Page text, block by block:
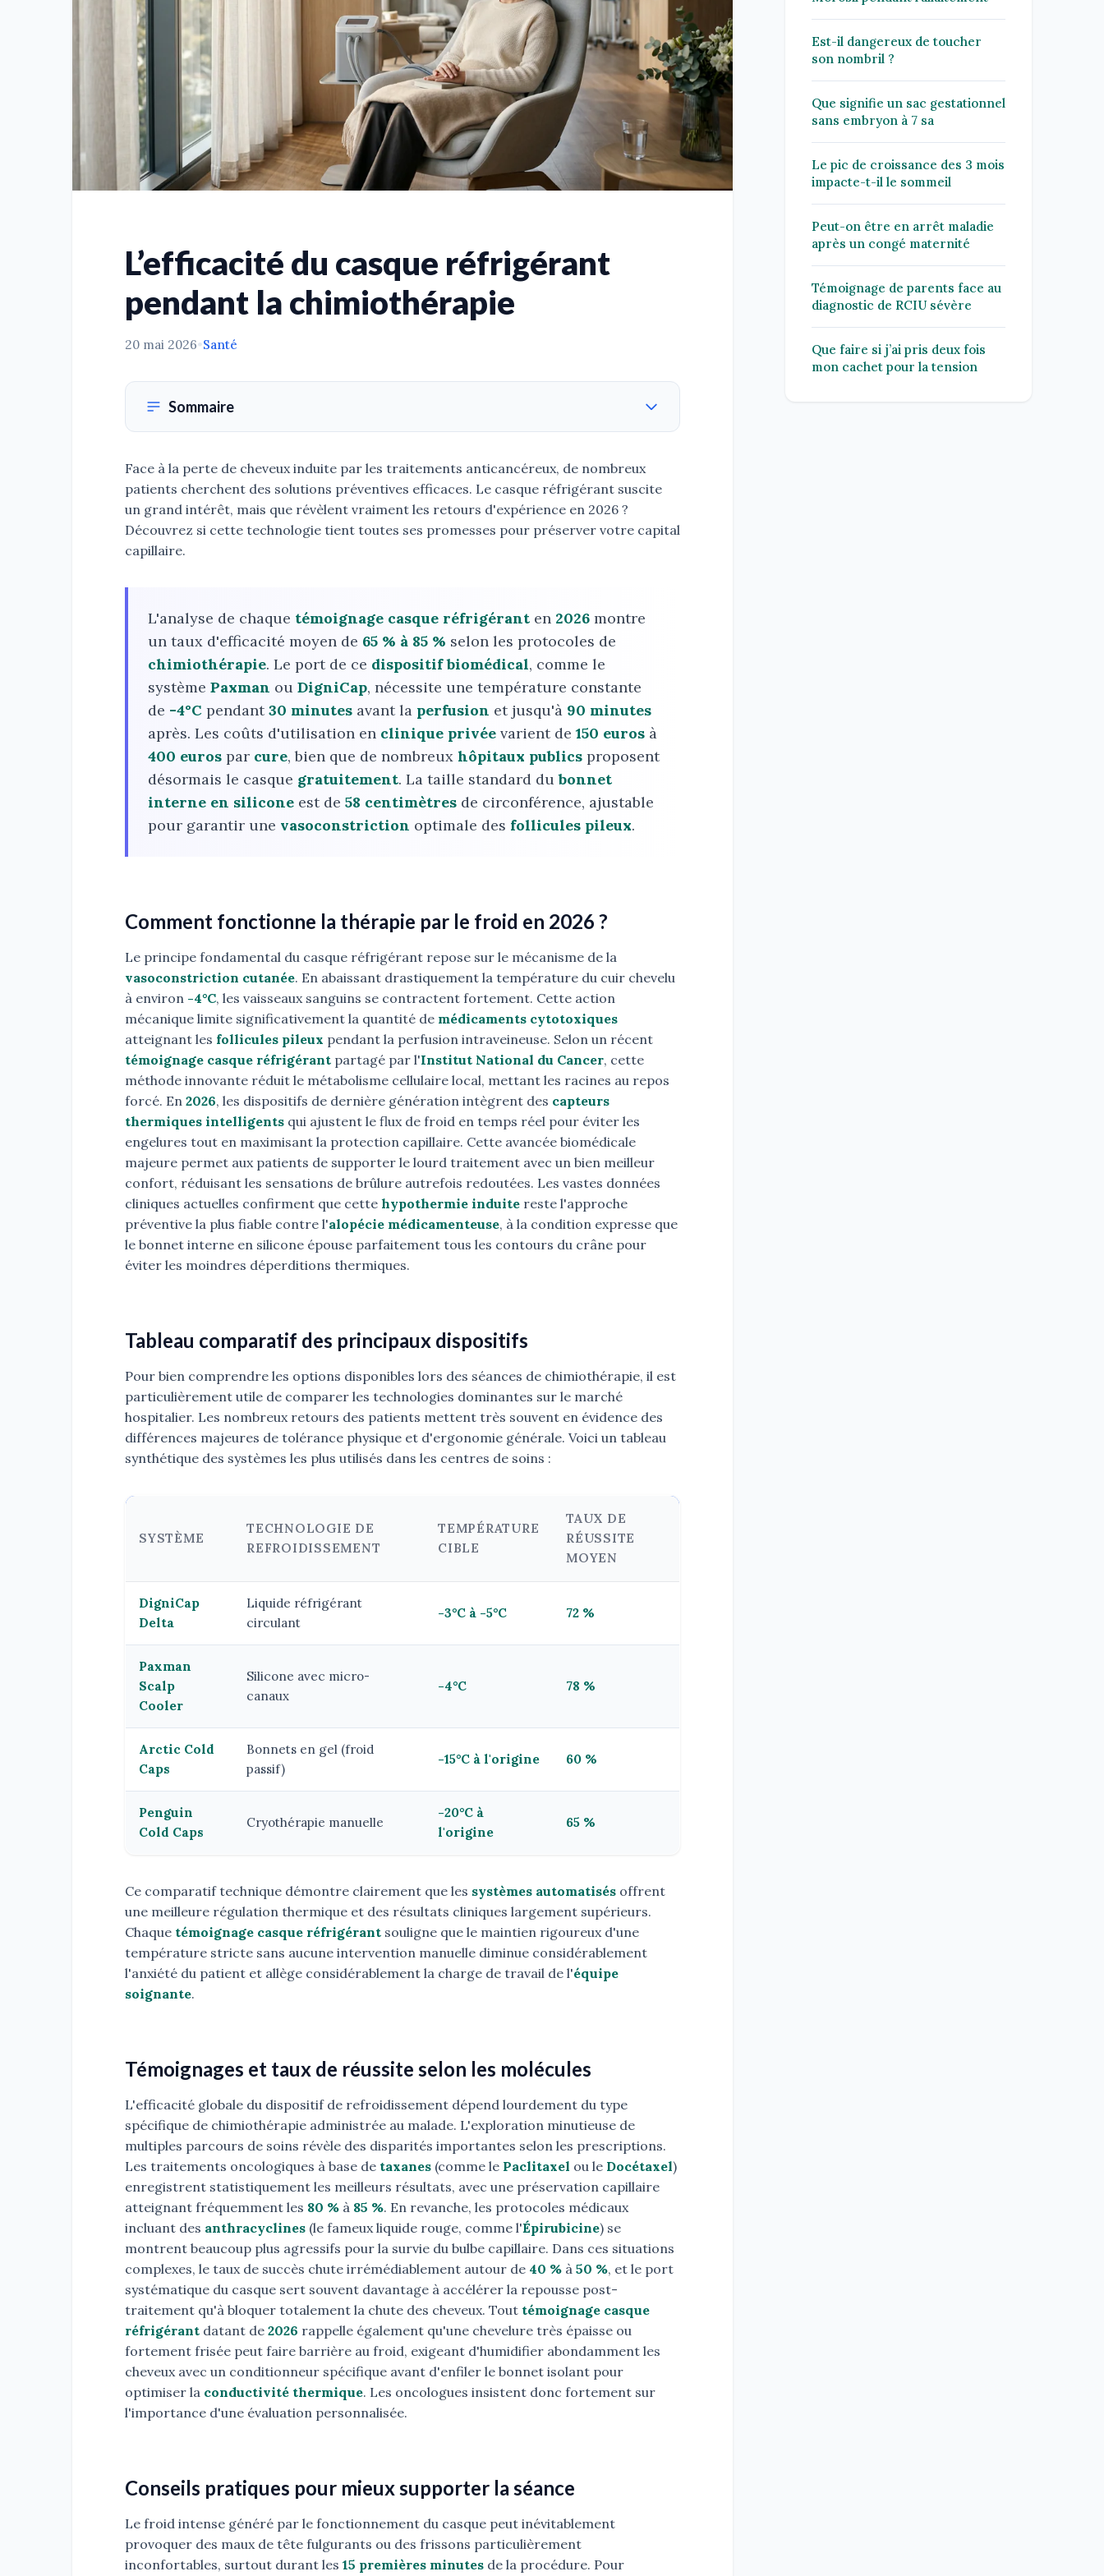
L’efficacité du casque réfrigérant
pendant la chimiothérapie
20 mai 2026•Santé
Sommaire
Face à la perte de cheveux induite par les traitements anticancéreux, de nombreux
patients cherchent des solutions préventives efficaces. Le casque réfrigérant suscite
un grand intérêt, mais que révèlent vraiment les retours d'expérience en 2026 ?
Découvrez si cette technologie tient toutes ses promesses pour préserver votre capital
capillaire.
L'analyse de chaque témoignage casque réfrigérant en 2026 montre
un taux d'efficacité moyen de 65 % à 85 % selon les protocoles de
chimiothérapie. Le port de ce dispositif biomédical, comme le
système Paxman ou DigniCap, nécessite une température constante
de -4°C pendant30 minutes avant la perfusion et jusqu'à 90 minutes
après. Les coûts d'utilisation en clinique privée varient de150 euros à
400 euros par cure, bien que de nombreux hôpitaux publics proposent
désormais le casque gratuitement. La taille standard dubonnet
interne en silicone est de 58 centimètres de circonférence, ajustable
pour garantir une vasoconstriction optimale des follicules pileux.
Comment fonctionne la thérapie par le froid en 2026 ?
Le principe fondamental du casque réfrigérant repose sur le mécanisme de la
vasoconstriction cutanée. En abaissant drastiquement la température du cuir chevelu
à environ -4°C, les vaisseaux sanguins se contractent fortement. Cette action
mécanique limite significativement la quantité de médicaments cytotoxiques
atteignant les follicules pileux pendant la perfusion intraveineuse. Selon un récent
témoignage casque réfrigérant partagé par l'Institut National du Cancer, cette
méthode innovante réduit le métabolisme cellulaire local, mettant les racines au repos
forcé. En 2026, les dispositifs de dernière génération intègrent des capteurs
thermiques intelligents qui ajustent le flux de froid en temps réel pour éviter les
engelures tout en maximisant la protection capillaire. Cette avancée biomédicale
majeure permet aux patients de supporter le lourd traitement avec un bien meilleur
confort, réduisant les sensations de brûlure autrefois redoutées. Les vastes données
cliniques actuelles confirment que cette hypothermie induite reste l'approche
préventive la plus fiable contre l'alopécie médicamenteuse, à la condition expresse que
le bonnet interne en silicone épouse parfaitement tous les contours du crâne pour
éviter les moindres déperditions thermiques.
Tableau comparatif des principaux dispositifs
Pour bien comprendre les options disponibles lors des séances de chimiothérapie, il est
particulièrement utile de comparer les technologies dominantes sur le marché
hospitalier. Les nombreux retours des patients mettent très souvent en évidence des
différences majeures de tolérance physique et d'ergonomie générale. Voici un tableau
synthétique des systèmes les plus utilisés dans les centres de soins :
SYSTÈME
TECHNOLOGIE DE
REFROIDISSEMENT
TEMPÉRATURE
CIBLE
TAUX DE
RÉUSSITE
MOYEN
DigniCap
Delta
Liquide réfrigérant
circulant
-3°C à -5°C 72 %
Paxman
Scalp
Cooler
Silicone avec micro-
canaux
-4°C 78 %
Arctic Cold
Caps
Bonnets en gel (froid
passif)
-15°C à l'origine 60 %
Penguin
Cold Caps
Cryothérapie manuelle
-20°C à
l'origine
65 %
Ce comparatif technique démontre clairement que les systèmes automatisés offrent
une meilleure régulation thermique et des résultats cliniques largement supérieurs.
Chaque témoignage casque réfrigérant souligne que le maintien rigoureux d'une
température stricte sans aucune intervention manuelle diminue considérablement
l'anxiété du patient et allège considérablement la charge de travail de l'équipe
soignante.
Témoignages et taux de réussite selon les molécules
L'efficacité globale du dispositif de refroidissement dépend lourdement du type
spécifique de chimiothérapie administrée au malade. L'exploration minutieuse de
multiples parcours de soins révèle des disparités importantes selon les prescriptions.
Les traitements oncologiques à base de taxanes (comme le Paclitaxel ou le Docétaxel)
enregistrent statistiquement les meilleurs résultats, avec une préservation capillaire
atteignant fréquemment les 80 % à 85 %. En revanche, les protocoles médicaux
incluant des anthracyclines (le fameux liquide rouge, comme l'Épirubicine) se
montrent beaucoup plus agressifs pour la survie du bulbe capillaire. Dans ces situations
complexes, le taux de succès chute irrémédiablement autour de 40 % à 50 %, et le port
systématique du casque sert souvent davantage à accélérer la repousse post-
traitement qu'à bloquer totalement la chute des cheveux. Tout témoignage casque
réfrigérant datant de 2026 rappelle également qu'une chevelure très épaisse ou
fortement frisée peut faire barrière au froid, exigeant d'humidifier abondamment les
cheveux avec un conditionneur spécifique avant d'enfiler le bonnet isolant pour
optimiser la conductivité thermique. Les oncologues insistent donc fortement sur
l'importance d'une évaluation personnalisée.
Conseils pratiques pour mieux supporter la séance
Le froid intense généré par le fonctionnement du casque peut inévitablement
provoquer des maux de tête fulgurants ou des frissons particulièrement
inconfortables, surtout durant les 15 premières minutes de la procédure. Pour
Est-il dangereux de toucher
son nombril ?
Que signifie un sac gestationnel
sans embryon à 7 sa
Le pic de croissance des 3 mois
impacte-t-il le sommeil
Peut-on être en arrêt maladie
après un congé maternité
Témoignage de parents face au
diagnostic de RCIU sévère
Que faire si j’ai pris deux fois
mon cachet pour la tension